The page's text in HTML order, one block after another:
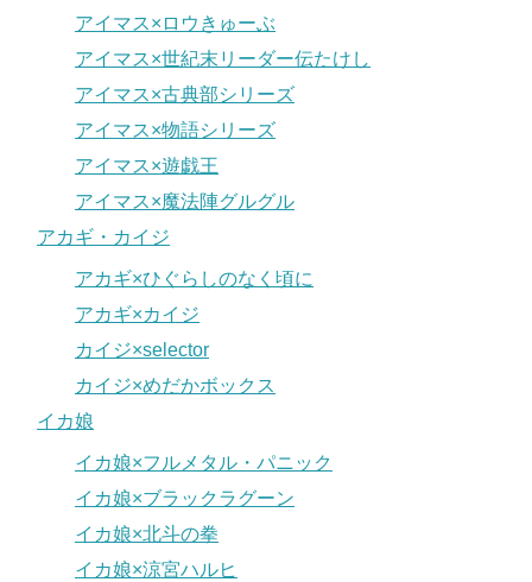
アイマス×ロウきゅーぶ
アイマス×世紀末リーダー伝たけし
アイマス×古典部シリーズ
アイマス×物語シリーズ
アイマス×遊戯王
アイマス×魔法陣グルグル
アカギ・カイジ
アカギ×ひぐらしのなく頃に
アカギ×カイジ
カイジ×selector
カイジ×めだかボックス
イカ娘
イカ娘×フルメタル・パニック
イカ娘×ブラックラグーン
イカ娘×北斗の拳
イカ娘×涼宮ハルヒ